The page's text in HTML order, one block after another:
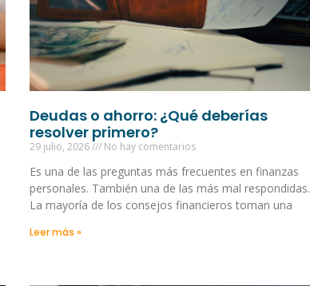
Deudas o ahorro: ¿Qué deberías
resolver primero?
29 julio, 2026 No hay comentarios
Es una de las preguntas más frecuentes en finanzas
personales. También una de las más mal respondidas.
La mayoría de los consejos financieros toman una
Leer más »